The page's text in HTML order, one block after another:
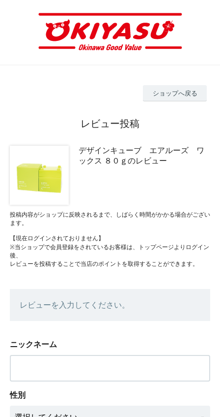
ショップへ戻る
レビュー投稿
デザインキューブ エアルーズ ワ
ックス ８０ｇのレビュー
投稿内容がショップに反映されるまで、しばらく時間がかかる場合がござい
ます。
【現在ログインされておりません】
※当ショップで会員登録をされているお客様は、トップページよりログイン
後、
レビューを投稿することで当店のポイントを取得することができます。
レビューを入力してください。
ニックネーム
性別